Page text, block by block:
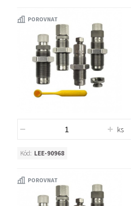
POROVNAT
ks
Kód: LEE-90968
POROVNAT